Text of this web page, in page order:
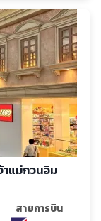
าแม่กวนอิม
สายการบิน